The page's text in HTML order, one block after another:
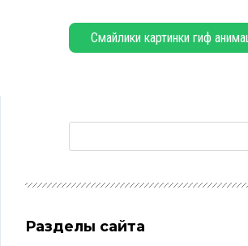
Смайлики картинки гиф
Разделы сайта